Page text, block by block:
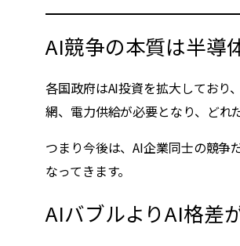
AI競争の本質は半導
各国政府はAI投資を拡大しており
網、電力供給が必要となり、どれ
つまり今後は、AI企業同士の競争
なってきます。
AIバブルよりAI格差